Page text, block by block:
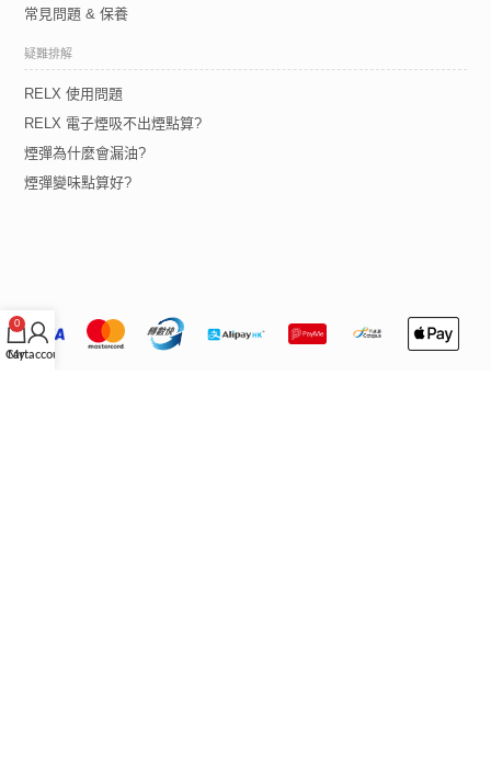
常見問題 & 保養
疑難排解
RELX 使用問題
RELX 電子煙吸不出煙點算?
煙彈為什麼會漏油?
煙彈變味點算好?
0
Cart
My account